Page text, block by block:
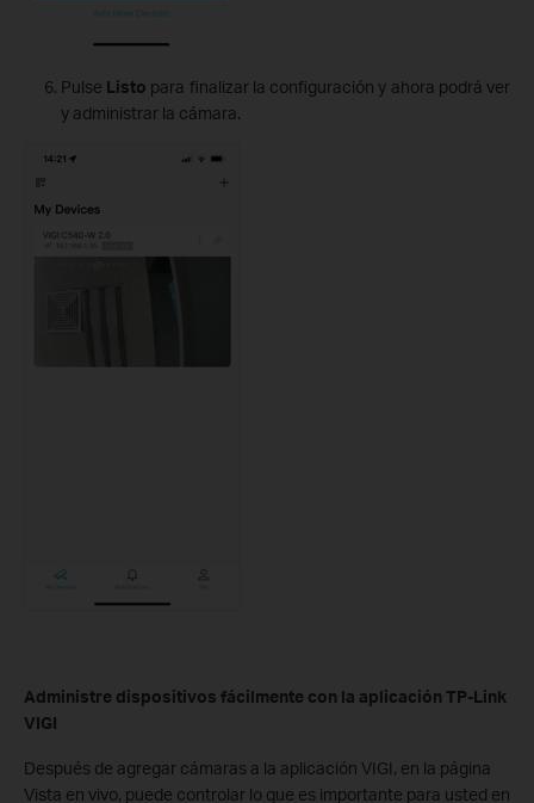
Pulse Listo para finalizar la configuración y ahora podrá ver
y administrar la cámara.
Administre dispositivos fácilmente con la aplicación TP-Link
VIGI
Después de agregar cámaras a la aplicación VIGI, en la página
Vista en vivo, puede controlar lo que es importante para usted en